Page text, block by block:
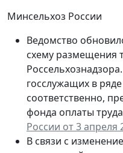
Минсельхоз России
Ведомство
схему размещения
госслужащих в
соответственно,
фонда оплаты
России от 3 апреля
В связи с